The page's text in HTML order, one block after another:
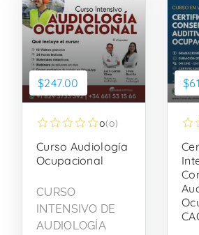
$247.00
0(0)
Curso Audiología
Ocupacional
CURSO
INTENSIVO DE
AUDIOLOGÍA